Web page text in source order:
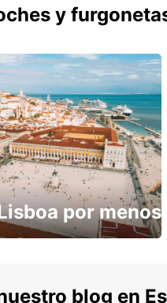
y
por menos
blog en